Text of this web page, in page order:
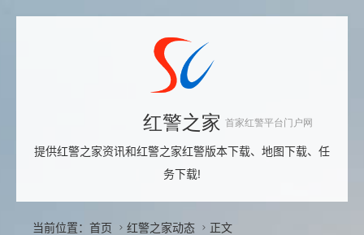
红警之家 首家红警平台门户网
提供红警之家资讯和红警之家红警版本下载、地图下载、任
务下载!
当前位置： 首页  红警之家动态  正文